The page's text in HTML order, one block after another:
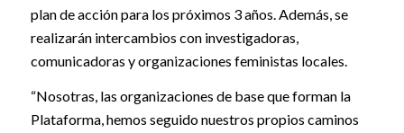
plan de acción para los próximos 3 años. Además, se
realizarán intercambios con investigadoras,
comunicadoras y organizaciones feministas locales.
“Nosotras, las organizaciones de base que forman la
Plataforma, hemos seguido nuestros propios caminos